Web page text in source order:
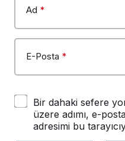
Ad *
E-Posta *
Bir dahaki sefere
üzere adımı, e-
adresimi bu